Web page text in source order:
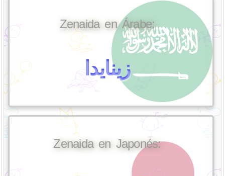
Zenaida en Árabe:
زينايدا
Zenaida en Japonés: